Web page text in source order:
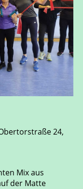
24,
Mix aus
der Matte